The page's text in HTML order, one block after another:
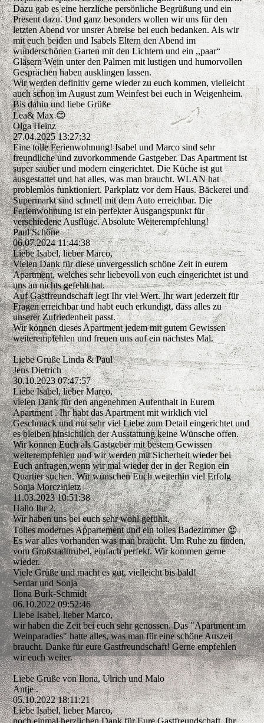
Dazu gab es eine herzliche persönliche Begrüßung und ein
Present dazu. Und ganz besonders wollen wir uns für den
letzten Abend vor unsrer Abreise bei euch bedanken. Als wir
mit euch beiden und Isabels Eltern den Abend im
wunderschönen Garten mit den Lichtern und ein ,,paar“
Gläsern Wein unter den Palmen mit lustigen und humorvollen
Gesprächen haben ausklingen lassen.
Wir werden definitiv gerne wieder zu euch kommen, vielleicht
auch schon im August zum Weinfest bei euch in Weigenheim.
Bis dahin und liebe Grüße
Lea& Max 😊
Olga Heinz
27.04.2025 13:27:32
Eine tolle Ferienwohnung! Isabel und Marco sind sehr
freundliche und zuvorkommende Gastgeber. Das Apartment ist
super sauber und modern eingerichtet. Die Küche ist gut
ausgestattet und hat alles, was man braucht. WLAN hat
problemlos funktioniert. Parkplatz vor dem Haus. Bäckerei und
Supermarkt sind schnell mit dem Auto erreichbar. Die
Ferienwohnung ist ein perfekter Ausgangspunkt für
verschiedene Ausflüge. Absolute Weiterempfehlung!
Paul Schöne
06.07.2024 11:44:38
Liebe Isabel, lieber Marco,
Vielen Dank für diese unvergesslich schöne Zeit in eurem
Apartment, welches sehr liebevoll von euch eingerichtet ist und
uns an nichts gefehlt hat.
Auf Gastfreundschaft legt Ihr viel Wert. Ihr wart jederzeit für
Fragen erreichbar und habt euch erkundigt, dass alles zu
unserer Zufriedenheit passt.
Wir können dieses Apartment jedem mit gutem Gewissen
weiterempfehlen und freuen uns auf ein nächstes Mal.
Liebe Grüße Linda & Paul
Jens Dietrich
30.10.2023 07:47:57
Liebe Isabel, lieber Marco,
vielen Dank für den angenehmen Aufenthalt in Eurem
Apartment . Ihr habt das Apartment mit wirklich viel
Geschmack und mit sehr viel Liebe zum Detail eingerichtet und
es bleiben hinsichtlich der Ausstattung keine Wünsche offen.
Wir können Euch als Gastgeber mit bestem Gewissen
weiterempfehlen und wir werden mit Sicherheit wieder bei
Euch anfragen,wenn wir mal wieder der in der Region ein
Quartier suchen. Wir wünschen Euch weiterhin viel Erfolg
Sonja Morczinietz
11.03.2023 10:51:38
Hallo Ihr 2,
Wir haben uns bei euch sehr wohl gefühlt.
Tolles modernes Appartement und ein tolles Badezimmer 😍
Es war alles vorhanden was man braucht. Um Ruhe zu finden,
vom Großstadttrubel, einfach perfekt. Wir kommen gerne
wieder.
Viele Grüße und macht es gut, vielleicht bis bald!
Serdar und Sonja
Ilona Burk-Schmidt
06.10.2022 09:52:46
Liebe Isabel, lieber Marco,
wir haben die Zeit bei euch sehr genossen. Das "Apartment im
Weinparadies" hatte alles, was man für eine schöne Auszeit
braucht. Danke für eure Gastfreundschaft! Gerne empfehlen
wir euch weiter.
Liebe Grüße von Ilona, Ulrich und Malo
Antje .
05.10.2022 18:11:21
Liebe Isabel, lieber Marco,
noch einmal herzlichen Dank für Eure Gastfreundschaft. Ihr